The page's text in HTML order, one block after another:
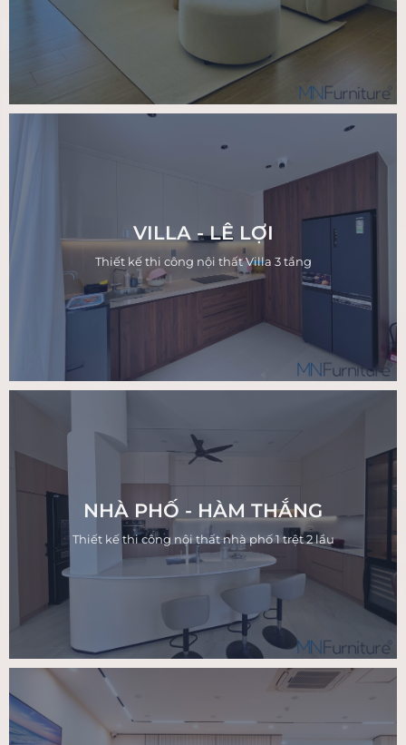
VILLA - LÊ LỢI
Thiết kế thi công nội thất Villa 3 tầng
NHÀ PHỐ - HÀM THẮNG
Thiết kế thi công nội thất nhà phố 1 trệt 2 lầu